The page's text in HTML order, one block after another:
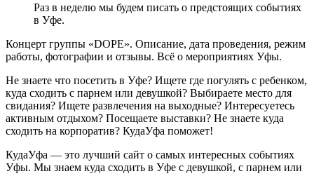
Раз в неделю мы будем писать о предстоящих событиях
в Уфе.
Концерт группы «DOPE». Описание, дата проведения, режим
работы, фотографии и отзывы. Всё о мероприятиях Уфы.
Не знаете что посетить в Уфе? Ищете где погулять с ребенком,
куда сходить с парнем или девушкой? Выбираете место для
свидания? Ищете развлечения на выходные? Интересуетесь
активным отдыхом? Посещаете выставки? Не знаете куда
сходить на корпоратив? КудаУфа поможет!
КудаУфа — это лучший сайт о самых интересных событиях
Уфы. Мы знаем куда сходить в Уфе с девушкой, с парнем или